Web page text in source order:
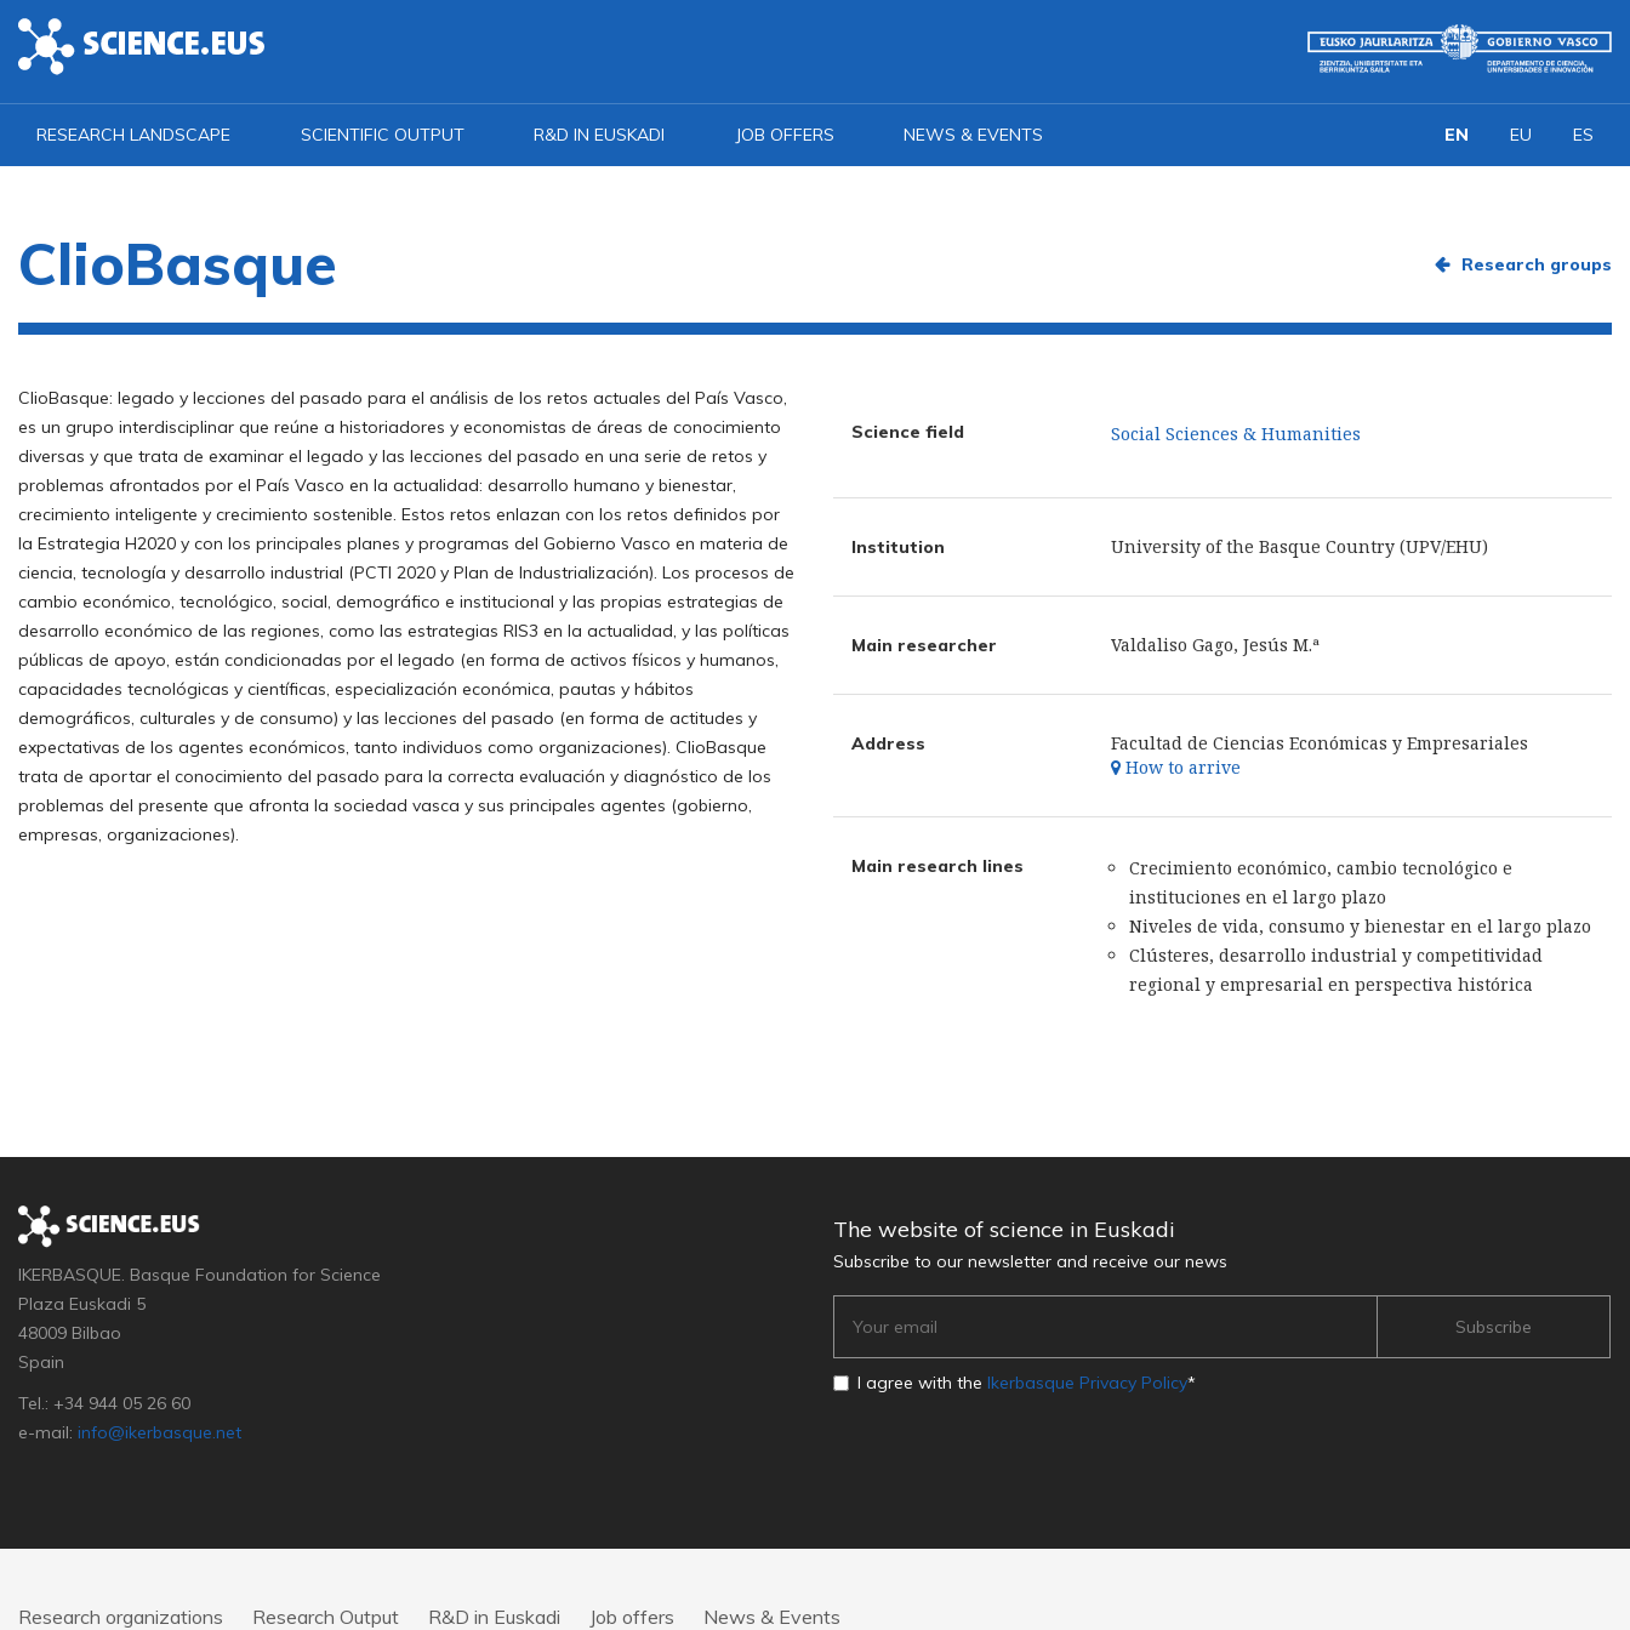
RESEARCH LANDSCAPE SCIENTIFIC OUTPUT R&D IN EUSKADI JOB OFFERS NEWS & EVENTS EN EU ES
ClioBasque Research groups
ClioBasque: legado y lecciones del pasado para el análisis de los retos actuales del País Vasco,
es un grupo interdisciplinar que reúne a historiadores y economistas de áreas de conocimiento
diversas y que trata de examinar el legado y las lecciones del pasado en una serie de retos y
problemas afrontados por el País Vasco en la actualidad: desarrollo humano y bienestar,
crecimiento inteligente y crecimiento sostenible. Estos retos enlazan con los retos definidos por
la Estrategia H2020 y con los principales planes y programas del Gobierno Vasco en materia de
ciencia, tecnología y desarrollo industrial (PCTI 2020 y Plan de Industrialización). Los procesos de
cambio económico, tecnológico, social, demográfico e institucional y las propias estrategias de
desarrollo económico de las regiones, como las estrategias RIS3 en la actualidad, y las políticas
públicas de apoyo, están condicionadas por el legado (en forma de activos físicos y humanos,
capacidades tecnológicas y científicas, especialización económica, pautas y hábitos
demográficos, culturales y de consumo) y las lecciones del pasado (en forma de actitudes y
expectativas de los agentes económicos, tanto individuos como organizaciones). ClioBasque
trata de aportar el conocimiento del pasado para la correcta evaluación y diagnóstico de los
problemas del presente que afronta la sociedad vasca y sus principales agentes (gobierno,
empresas, organizaciones).
Science field Social Sciences & Humanities
Institution University of the Basque Country (UPV/EHU)
Main researcher Valdaliso Gago, Jesús M.ª
Address
Facultad de Ciencias Económicas y Empresariales
How to arrive
Main research lines
Crecimiento económico, cambio tecnológico e
instituciones en el largo plazo
Niveles de vida, consumo y bienestar en el largo plazo
Clústeres, desarrollo industrial y competitividad
regional y empresarial en perspectiva histórica
IKERBASQUE. Basque Foundation for Science
Plaza Euskadi 5
48009 Bilbao
Spain
Tel.: +34 944 05 26 60
e-mail: info@ikerbasque.net
The website of science in Euskadi
Subscribe to our newsletter and receive our news
I agree with the Ikerbasque Privacy Policy*
Research organizations Research Output R&D in Euskadi Job offers News & Events